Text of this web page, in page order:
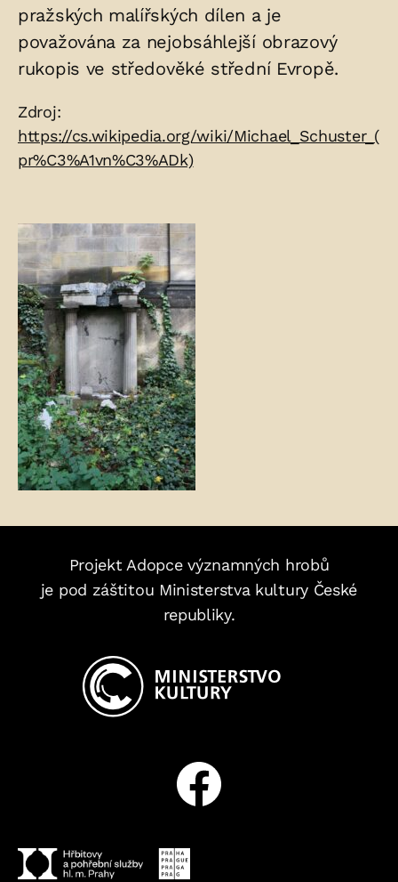
pražských malířských dílen a je
považována za nejobsáhlejší obrazový
rukopis ve středověké střední Evropě.
Zdroje:
Zdroj:
https://cs.wikipedia.org/wiki/Michael_Schuster_(
pr%C3%A1vn%C3%ADk)
Fotogalerie:
Projekt Adopce významných hrobů
je pod záštitou Ministerstva kultury České
republiky.
Facebook